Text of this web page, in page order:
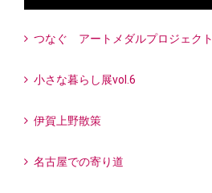
つなぐ アートメダルプロジェクト
小さな暮らし展vol.6
伊賀上野散策
名古屋での寄り道